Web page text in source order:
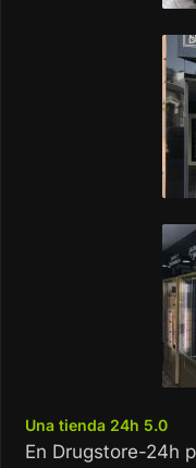
Una tienda 24h 5.0
En Drugstore-24h